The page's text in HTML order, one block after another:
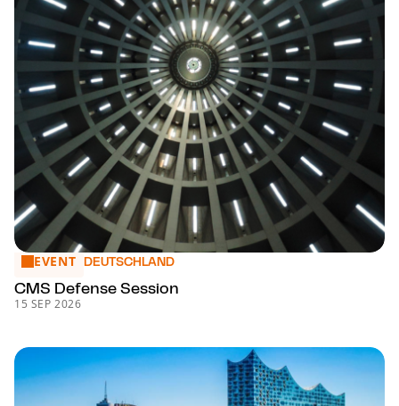
CMS Defense Session
EVENT DEUTSCHLAND
CMS Defense Session
15 SEP 2026